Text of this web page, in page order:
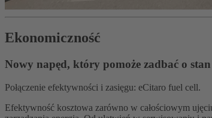
Ekonomiczność
Nowy napęd, który pomoże zadbać o
Połączenie efektywności i zasięgu: eCitaro fuel cell.
Efektywność kosztowa zarówno w całościowym